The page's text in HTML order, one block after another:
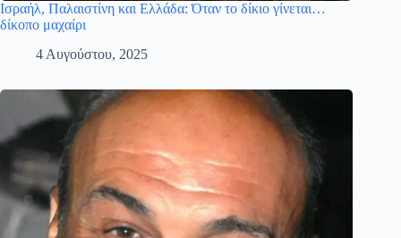
Ισραήλ, Παλαιστίνη και Ελλάδα: Όταν το δίκιο γίνεται…
δίκοπο μαχαίρι
4 Αυγούστου, 2025